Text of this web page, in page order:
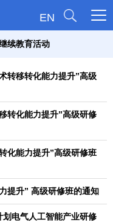
EN
续教育活动
转移转化能力提升”高级
转化能力提升”高级研修
化能力提升”高级研修班
提升” 高级研修班的通知
电气人工智能产业研修